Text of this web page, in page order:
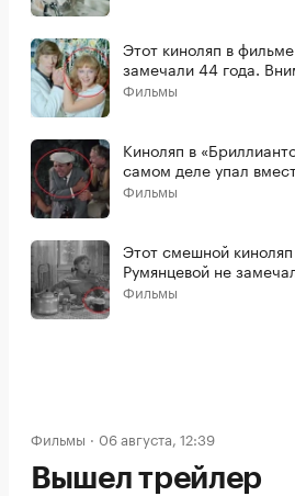
Этот киноляп в
замечали 44 года.
Фильмы
Киноляп в
самом деле упал
Фильмы
Этот смешной
Румянцевой не
Фильмы
Фильмы 06 августа, 12:39
Вышел трейлер